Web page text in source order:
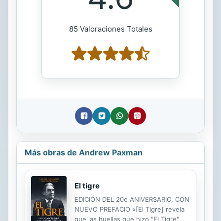
85 Valoraciones Totales
Más obras de Andrew Paxman
El tigre
EDICIÓN DEL 20o ANIVERSARIO, CON
NUEVO PREFACIO «[El Tigre] revela
que las huellas que hizo "El Tigre"